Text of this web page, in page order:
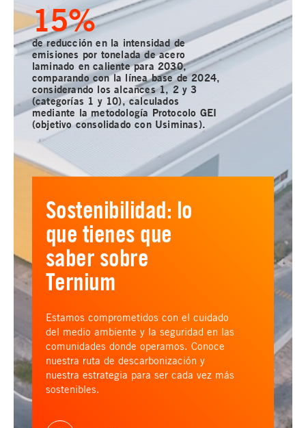
15%
de reducción en la intensidad de
emisiones por tonelada de acero
laminado en caliente para 2030,
comparando con la línea base de 2024,
considerando los alcances 1, 2 y 3
(categorías 1 y 10), calculados
mediante la metodología Protocolo GEI
(objetivo consolidado con Usiminas).
Sostenibilidad: lo
que tienes que
saber sobre
Ternium
Estamos comprometidos con el cuidado
del medio ambiente y la seguridad en las
comunidades donde operamos. Conoce
nuestra ruta de descarbonización y
nuestra estrategia para ser cada vez más
sostenibles.